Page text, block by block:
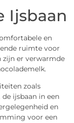
Ijsbaan
en
ruimte voor
zijn er verwarmde
zoals
ijsbaan in een
en
voor een